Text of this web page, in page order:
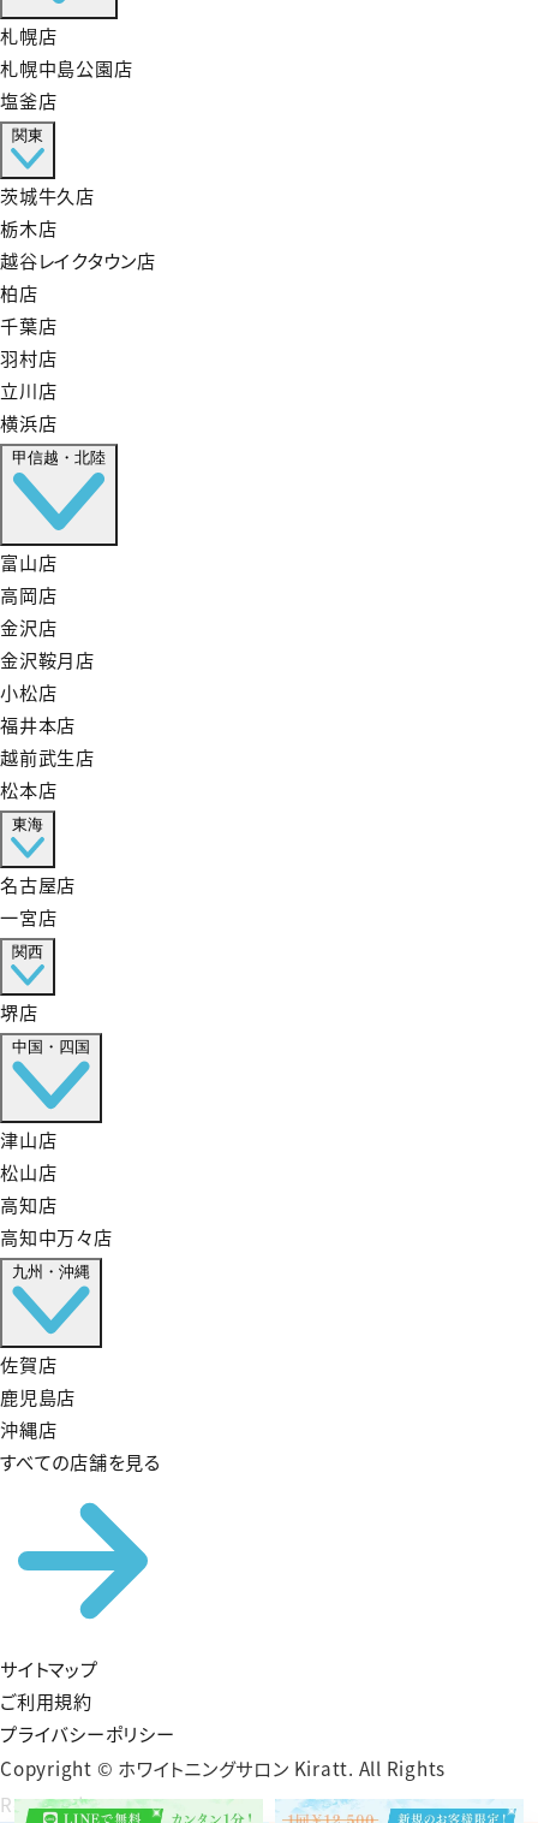
札幌店
札幌中島公園店
塩釜店
関東
茨城牛久店
栃木店
越谷レイクタウン店
柏店
千葉店
羽村店
立川店
横浜店
甲信越・北陸
富山店
高岡店
金沢店
金沢鞍月店
小松店
福井本店
越前武生店
松本店
東海
名古屋店
一宮店
関西
堺店
中国・四国
津山店
松山店
高知店
高知中万々店
九州・沖縄
佐賀店
鹿児島店
沖縄店
すべての店舗を見る
サイトマップ
ご利用規約
プライバシーポリシー
Copyright © ホワイトニングサロン Kiratt. All Rights
Reserved.